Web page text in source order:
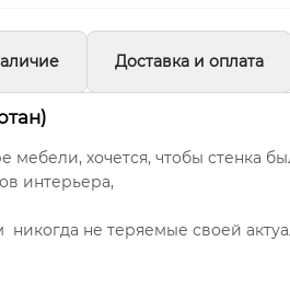
Доставка и оплата
хочется, чтобы стенка
интерьера,
не теряемые своей